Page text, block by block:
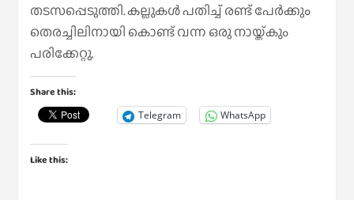
തടസപ്പെടുത്തി. കല്ലുകൾ പതിച്ച് രണ്ട് പേർക്കും
തെരച്ചിലിനായി കൊണ്ട് വന്ന ഒരു നായ്ക്കും
പരിക്കേറ്റു.
Share this:
Telegram WhatsApp
Like this: